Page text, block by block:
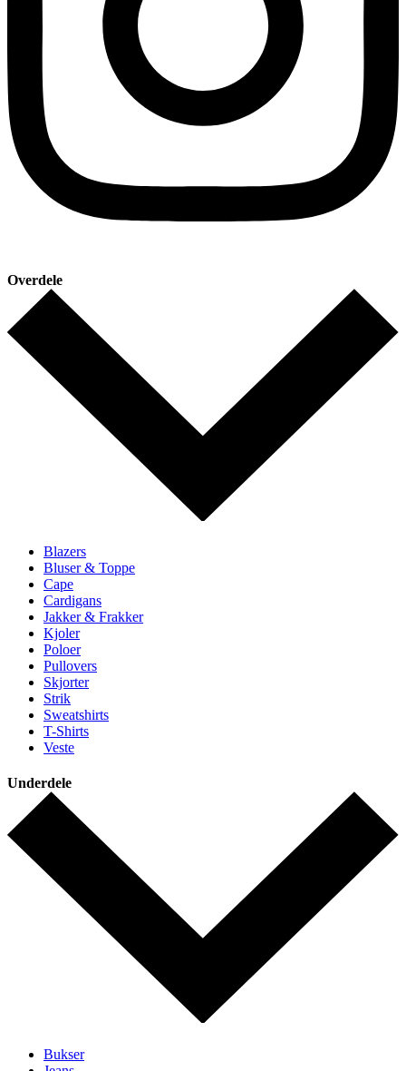
Overdele
Blazers
Bluser & Toppe
Cape
Cardigans
Jakker & Frakker
Kjoler
Poloer
Pullovers
Skjorter
Strik
Sweatshirts
T-Shirts
Veste
Underdele
Bukser